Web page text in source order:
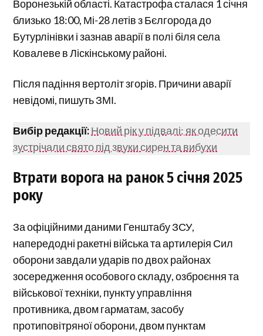
Воронезькій області. Катастрофа сталася 1 січня
близько 18:00, Мі-28 летів з Бєлгорода до
Бутурлінівки і зазнав аварії в полі біля села
Ковалеве в Ліскінському районі.
Після падіння вертоліт згорів. Причини аварії
невідомі, пишуть ЗМІ.
Вибір редакції:Новий рік у підвалі: як одесити
зустрічали свято під звуки сирен та вибухи
Втрати ворога на ранок 5 січня 2025
року
За офіційними даними Генштабу ЗСУ,
напередодні ракетні війська та артилерія Сил
оборони завдали ударів по двох районах
зосередження особового складу, озброєння та
військової техніки, пункту управління
противника, двом гарматам, засобу
протиповітряної оборони, двом пунктам